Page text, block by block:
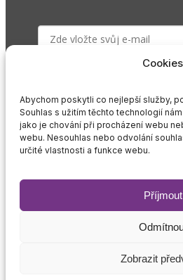
Cookies
Abychom poskytli co nejlepší služby,
Souhlas s užitím těchto technologií
jako je chování při procházení webu
webu. Nesouhlas nebo odvolání
určité vlastnosti a funkce webu.
Příjmout
Zobrazit
Odesláním souhlasíte s našimi
GDPR.
Pravidla zpracování osobních
Pravidla správy cookies